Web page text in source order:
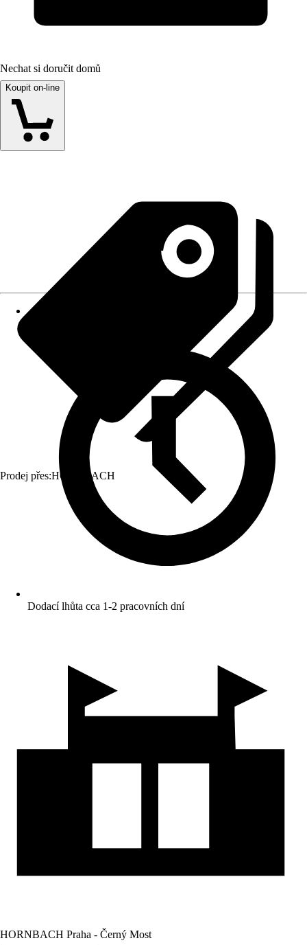
Nechat si doručit domů
Koupit on-line
Prodej přes:HORNBACH
Dodací lhůta cca 1-2 pracovních dní
HORNBACH Praha - Černý Most